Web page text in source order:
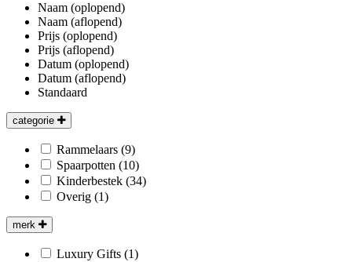
Naam (oplopend)
Naam (aflopend)
Prijs (oplopend)
Prijs (aflopend)
Datum (oplopend)
Datum (aflopend)
Standaard
categorie
Rammelaars (9)
Spaarpotten (10)
Kinderbestek (34)
Overig (1)
merk
Luxury Gifts (1)